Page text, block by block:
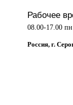
Рабочее
08.00-17.00
Россия, г.